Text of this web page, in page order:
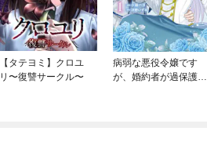
【タテヨミ】クロユ
リ〜復讐サークル〜
病弱な悪役令嬢です
が、婚約者が過保護す